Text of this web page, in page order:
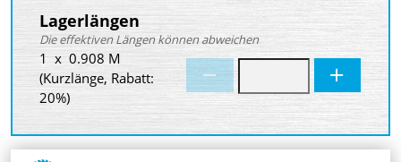
Lagerlängen
Die effektiven Längen können abweichen
1 x 0.908 M
(Kurzlänge, Rabatt:
20%)